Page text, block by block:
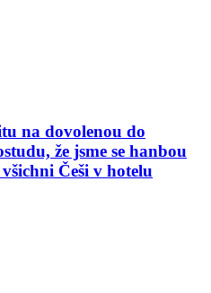
na dovolenou do
že jsme se hanbou
Češi v hotelu